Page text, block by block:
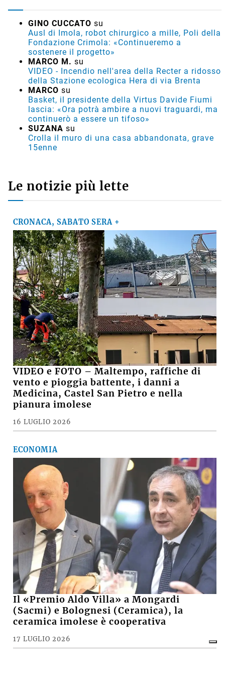
GINO CUCCATO su
Ausl di Imola, robot chirurgico a mille, Poli della
Fondazione Crimola: «Continueremo a
sostenere il progetto»
MARCO M. su
VIDEO - Incendio nell'area della Recter a ridosso
della Stazione ecologica Hera di via Brenta
MARCO su
Basket, il presidente della Virtus Davide Fiumi
lascia: «Ora potrà ambire a nuovi traguardi, ma
continuerò a essere un tifoso»
SUZANA su
Crolla il muro di una casa abbandonata, grave
15enne
Le notizie più lette
CRONACA, SABATO SERA +
VIDEO e FOTO – Maltempo, raffiche di
vento e pioggia battente, i danni a
Medicina, Castel San Pietro e nella
pianura imolese
16 LUGLIO 2026
ECONOMIA
Il «Premio Aldo Villa» a Mongardi
(Sacmi) e Bolognesi (Ceramica), la
ceramica imolese è cooperativa
17 LUGLIO 2026